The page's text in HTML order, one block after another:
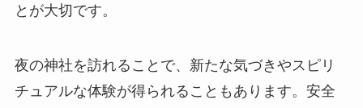
とが大切です。
夜の神社を訪れることで、新たな気づきやスピリ
チュアルな体験が得られることもあります。安全